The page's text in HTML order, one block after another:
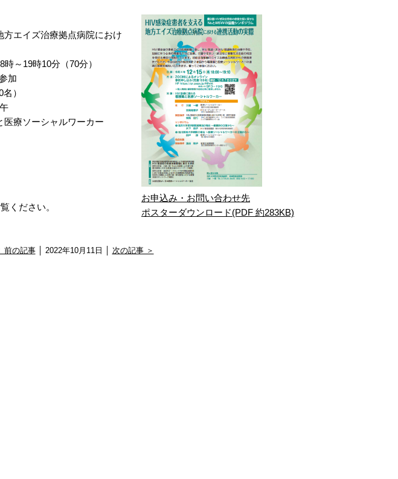
お申込み・お問い合わせ先
ポスターダウンロード(PDF 約283KB)
方エイズ治療拠点病院におけ
～19時10分（70分）
加
）
療ソーシャルワーカー
ください。
前の記事│ 2022年10月11日 │ 次の記事 ＞